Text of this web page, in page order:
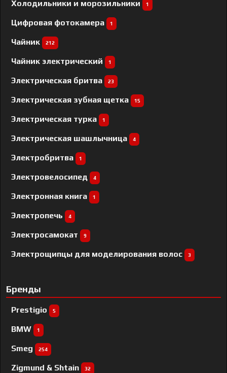
Холодильники и морозильники 1
Цифровая фотокамера 1
Чайник 212
Чайник электрический 1
Электрическая бритва 23
Электрическая зубная щетка 15
Электрическая турка 1
Электрическая шашлычница 4
Электробритва 1
Электровелосипед 4
Электронная книга 1
Электропечь 4
Электросамокат 9
Электрощипцы для моделирования волос 3
Бренды
Prestigio 5
BMW 1
Smeg 254
Zigmund & Shtain 32